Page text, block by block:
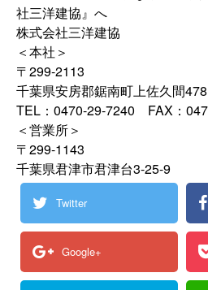
社三洋建協』へ
株式会社三洋建協
＜本社＞
〒299-2113
千葉県安房郡鋸南町上佐久間478
TEL：0470-29-7240 FAX：
＜営業所＞
〒299-1143
千葉県君津市君津台3-25-9
Twitter
Google+